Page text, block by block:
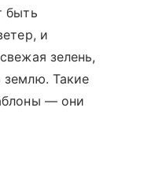
быть
и
зелень,
землю. Такие
— они